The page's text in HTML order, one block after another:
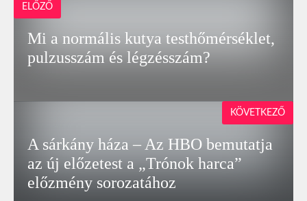
ELŐZŐ
Mi a normális kutya testhőmérséklet,
pulzusszám és légzésszám?
A sárkány háza – Az HBO bemutatja
az új előzetest a „Trónok harca”
előzmény sorozatához
KÖVETKEZŐ